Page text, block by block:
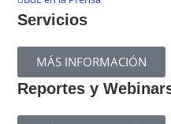
Servicios
MÁS INFORMACIÓN
Reportes y